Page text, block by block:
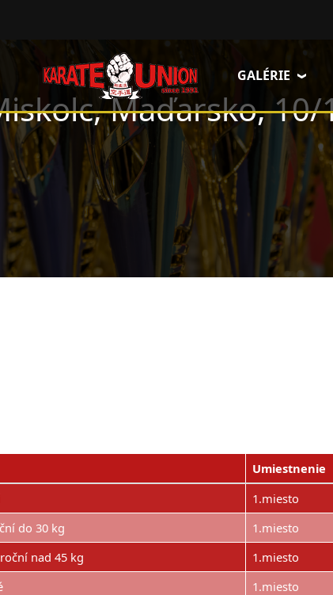
GALÉRIE
Maďarsko,
Umiestnenie
1.miesto
do 30 kg 1.miesto
nad 45 kg 1.miesto
1.miesto